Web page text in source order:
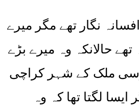
نگار تھے مگر میرے
حالانکہ وہ میرے بڑے
ملک کے شہر کراچی
لگتا تھا کہ وہ